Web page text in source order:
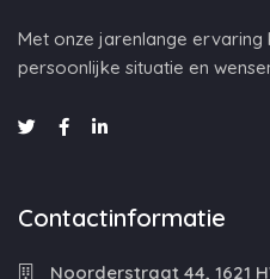
Met onze jarenlange ervaring
persoonlijke situatie en
Contactinformatie
Noorderstraat 44, 1621